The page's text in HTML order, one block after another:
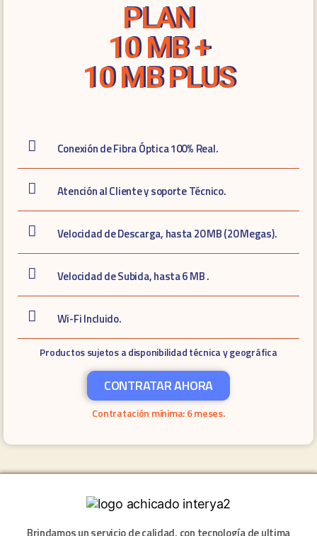
PLAN
10 MB +
10 MB PLUS
Conexión de Fibra Óptica 100% Real.
Atención al Cliente y soporte Técnico.
Velocidad de Descarga, hasta 20 MB (20 Megas).
Velocidad de Subida, hasta 6 MB .
Wi-Fi Incluido.
Productos sujetos a disponibilidad técnica y geográfica
CONTRATAR AHORA
Contratación mínima: 6 meses.
Brindamos un servicio de calidad, con tecnología de ultima